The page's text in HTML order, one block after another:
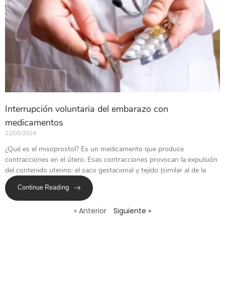
Interrupción voluntaria del embarazo con
medicamentos
22/05/2024
¿Qué es el misoprostol? Es un medicamento que produce
contracciones en el útero. Esas contracciones provocan la expulsión
del contenido uterino: el saco gestacional y tejido (similar al de la
Continue Reading
« Anterior Siguiente »